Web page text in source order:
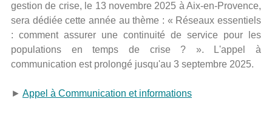
gestion de crise, le 13 novembre 2025 à Aix-en-Provence,
sera dédiée cette année au thème : « Réseaux essentiels
: comment assurer une continuité de service pour les
populations en temps de crise ? ». L'appel à
communication est prolongé jusqu'au 3 septembre 2025.
► Appel à Communication et informations